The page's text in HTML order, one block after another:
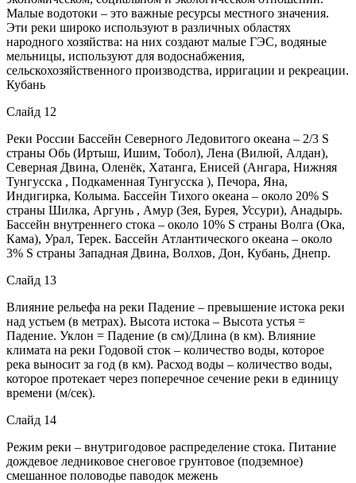
Малые водотоки – это важные ресурсы местного значения.
Эти реки широко используют в различных областях
народного хозяйства: на них создают малые ГЭС, водяные
мельницы, используют для водоснабжения,
сельскохозяйственного производства, ирригации и рекреации.
Кубань
Слайд 12
Реки России Бассейн Северного Ледовитого океана – 2/3 S
страны Обь (Иртыш, Ишим, Тобол), Лена (Вилюй, Алдан),
Северная Двина, Оленёк, Хатанга, Енисей (Ангара, Нижняя
Тунгусска , Подкаменная Тунгусска ), Печора, Яна,
Индигирка, Колыма. Бассейн Тихого океана – около 20% S
страны Шилка, Аргунь , Амур (Зея, Бурея, Уссури), Анадырь.
Бассейн внутреннего стока – около 10% S страны Волга (Ока,
Кама), Урал, Терек. Бассейн Атлантического океана – около
3% S страны Западная Двина, Волхов, Дон, Кубань, Днепр.
Слайд 13
Влияние рельефа на реки Падение – превышение истока реки
над устьем (в метрах). Высота истока – Высота устья =
Падение. Уклон = Падение (в см)/Длина (в км). Влияние
климата на реки Годовой сток – количество воды, которое
река выносит за год (в км). Расход воды – количество воды,
которое протекает через поперечное сечение реки в единицу
времени (м/сек).
Слайд 14
Режим реки – внутригодовое распределение стока. Питание
дождевое ледниковое снеговое грунтовое (подземное)
смешанное половодье паводок межень